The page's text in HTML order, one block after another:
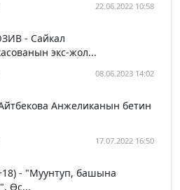
22.06.2022 10:58
- Сайкал
экс-жол...
08.06.2023 14:02
Анжеликанын бетин
17.07.2022 16:50
- "Муунтуп, башына
Өс...